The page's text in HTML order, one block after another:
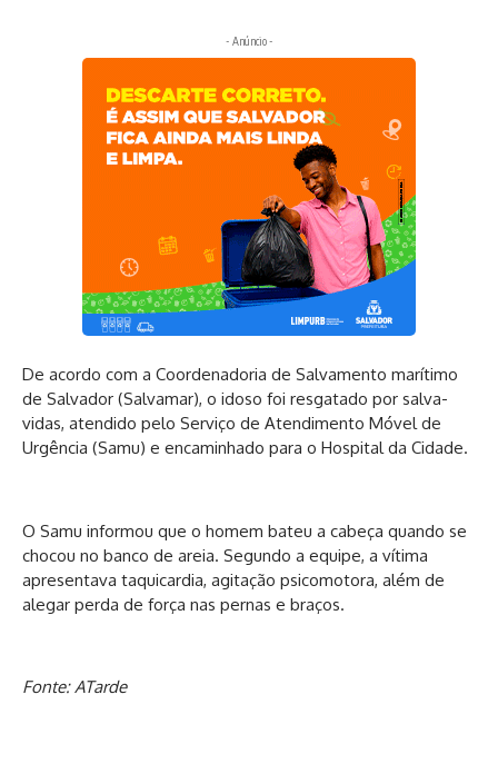
- Anúncio -
De acordo com a Coordenadoria de Salvamento marítimo
de Salvador (Salvamar), o idoso foi resgatado por salva-
vidas, atendido pelo Serviço de Atendimento Móvel de
Urgência (Samu) e encaminhado para o Hospital da Cidade.
O Samu informou que o homem bateu a cabeça quando se
chocou no banco de areia. Segundo a equipe, a vítima
apresentava taquicardia, agitação psicomotora, além de
alegar perda de força nas pernas e braços.
Fonte: ATarde